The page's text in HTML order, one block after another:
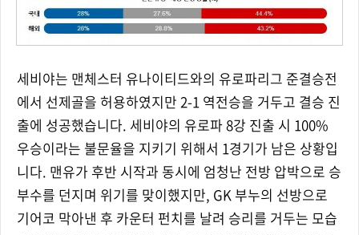
세비야는 맨체스터 유나이티드와의 유로파리그 준결승전
에서 선제골을 허용하였지만 2-1 역전승을 거두고 결승 진
출에 성공했습니다. 세비야의 유로파 8강 진출 시 100%
우승이라는 불문율을 지키기 위해서 1경기가 남은 상황입
니다. 맨유가 후반 시작과 동시에 엄청난 전방 압박으로 승
부수를 던지며 위기를 맞이했지만, GK 부누의 선방으로
기어코 막아낸 후 카운터 펀치를 날려 승리를 거두는 모습